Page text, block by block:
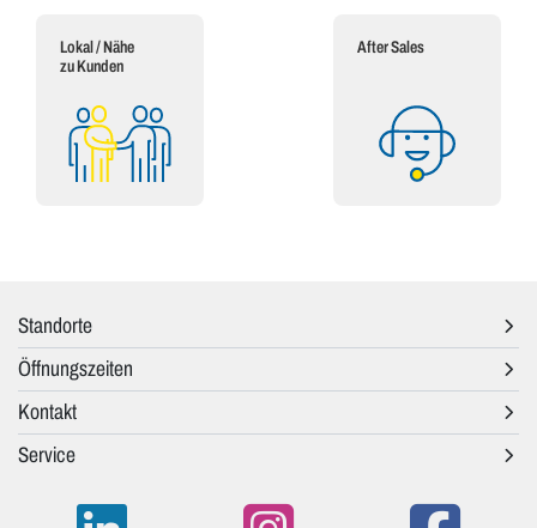
Lokal / Nähe
zu Kunden
After Sales
Standorte
Öffnungszeiten
Kontakt
Service